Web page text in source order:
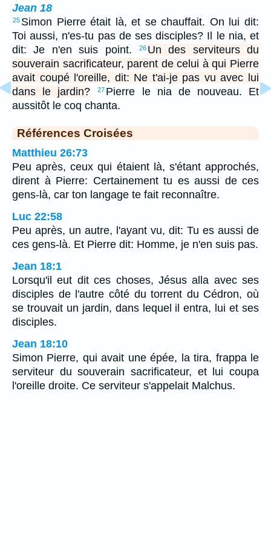
Jean 18
25 Simon Pierre était là, et se chauffait. On lui dit:
Toi aussi, n'es-tu pas de ses disciples? Il le nia, et
dit: Je n'en suis point.
26 Un des serviteurs du
souverain sacrificateur, parent de celui à qui Pierre
avait coupé l'oreille, dit: Ne t'ai-je pas vu avec lui
dans le jardin?
27 Pierre le nia de nouveau. Et
aussitôt le coq chanta.
Références Croisées
Matthieu 26:73
Peu après, ceux qui étaient là, s'étant approchés,
dirent à Pierre: Certainement tu es aussi de ces
gens-là, car ton langage te fait reconnaître.
Luc 22:58
Peu après, un autre, l'ayant vu, dit: Tu es aussi de
ces gens-là. Et Pierre dit: Homme, je n'en suis pas.
Jean 18:1
Lorsqu'il eut dit ces choses, Jésus alla avec ses
disciples de l'autre côté du torrent du Cédron, où
se trouvait un jardin, dans lequel il entra, lui et ses
disciples.
Jean 18:10
Simon Pierre, qui avait une épée, la tira, frappa le
serviteur du souverain sacrificateur, et lui coupa
l'oreille droite. Ce serviteur s'appelait Malchus.